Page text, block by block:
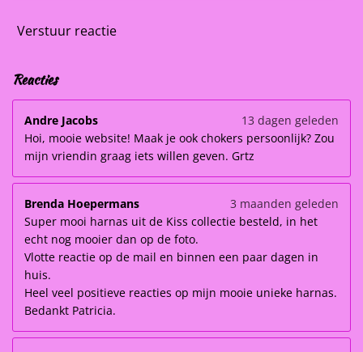
Verstuur reactie
Reacties
Andre Jacobs
13 dagen geleden
Hoi, mooie website! Maak je ook chokers persoonlijk? Zou
mijn vriendin graag iets willen geven. Grtz
Brenda Hoepermans
3 maanden geleden
Super mooi harnas uit de Kiss collectie besteld, in het
echt nog mooier dan op de foto.
Vlotte reactie op de mail en binnen een paar dagen in
huis.
Heel veel positieve reacties op mijn mooie unieke harnas.
Bedankt Patricia.